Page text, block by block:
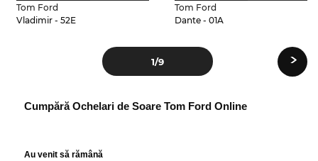
Tom Ford
Vladimir - 52E
Tom Ford
Dante - 01A
1/9 ›
Cumpără Ochelari de Soare Tom Ford Online
Au venit să rămână